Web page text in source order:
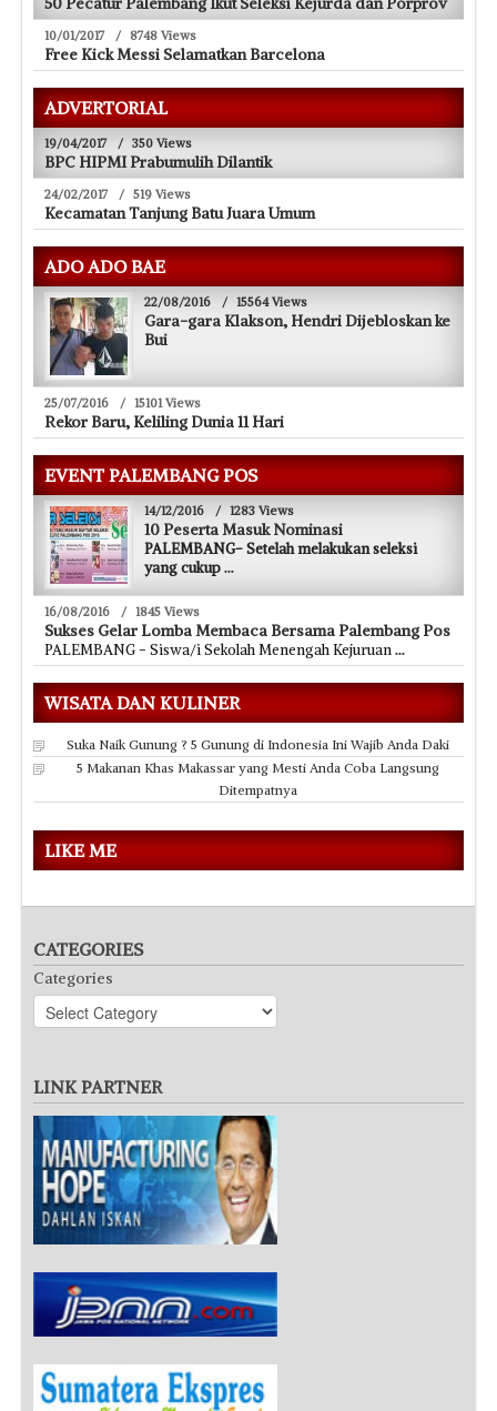
10/01/2017 / 8748 Views
Free Kick Messi Selamatkan Barcelona
ADVERTORIAL
19/04/2017 / 350 Views
BPC HIPMI Prabumulih Dilantik
24/02/2017 / 519 Views
Kecamatan Tanjung Batu Juara Umum
ADO ADO BAE
22/08/2016 / 15564 Views
Gara-gara Klakson, Hendri Dijebloskan ke
Bui
25/07/2016 / 15101 Views
Rekor Baru, Keliling Dunia 11 Hari
EVENT PALEMBANG POS
14/12/2016 / 1283 Views
10 Peserta Masuk Nominasi
PALEMBANG- Setelah melakukan seleksi
yang cukup...
16/08/2016 / 1845 Views
Sukses Gelar Lomba Membaca Bersama Palembang Pos
PALEMBANG - Siswa/i Sekolah Menengah Kejuruan...
WISATA DAN KULINER
Suka Naik Gunung ? 5 Gunung di Indonesia Ini Wajib Anda Daki
5 Makanan Khas Makassar yang Mesti Anda Coba Langsung
Ditempatnya
LIKE ME
CATEGORIES
Categories
LINK PARTNER